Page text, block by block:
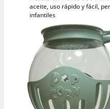
aceite, uso rápido y fácil,
infantiles